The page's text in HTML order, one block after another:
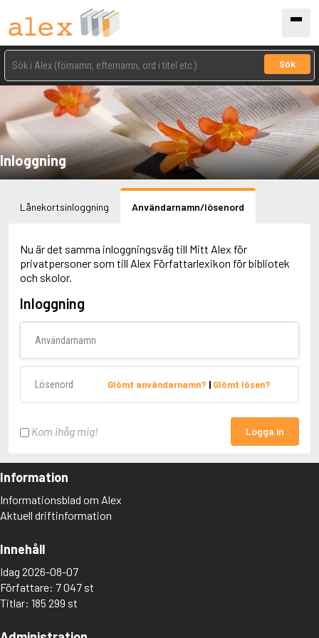
Sök
Inloggning
Lånekortsinloggning Användarnamn/lösenord
Nu är det samma inloggningsväg till Mitt Alex för
privatpersoner som till Alex Författarlexikon för bibliotek
och skolor.
Inloggning
Glömt användarnamn? | Glömt lösen?
Kom ihåg mig! Logga in
Information
Informationsblad om Alex
Aktuell driftinformation
Innehåll
Idag 2026-08-07
Författare: 7 047 st
Titlar: 185 299 st